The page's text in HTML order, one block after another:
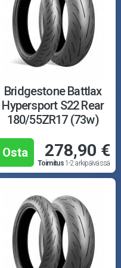
Bridgestone Battlax
Hypersport S22 Rear
180/55ZR17 (73w)
Osta 278,90 €
Toimitus1-2 arkipäivässä